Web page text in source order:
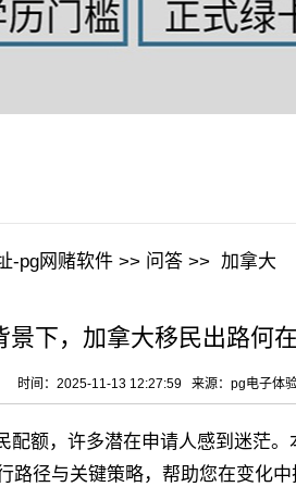
-pg网赌软件>> 问答>> 加拿大
景下，加拿大移民出路何
时间：2025-11-13 12:27:59 来源： pg电子体
，许多潜在申请人感到迷茫。
路径与关键策略，帮助您在变化